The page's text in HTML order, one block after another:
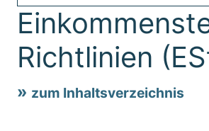
Richtlinien
zum Inhaltsverzeichnis